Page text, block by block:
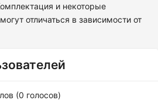
и некоторые
отличаться в зависимости от
(0 голосов)